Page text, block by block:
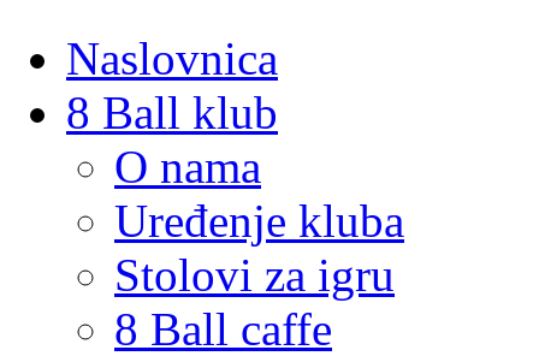
Naslovnica
8 Ball klub
O nama
Uređenje kluba
Stolovi za igru
8 Ball caffe